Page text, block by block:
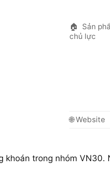
🏠 Sản
chủ lực
🌐 Website
trong nhóm